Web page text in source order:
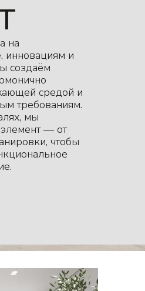
на
инновациям и
создаём
средой и
требованиям.
мы
— от
чтобы